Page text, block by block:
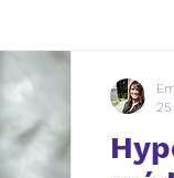
25